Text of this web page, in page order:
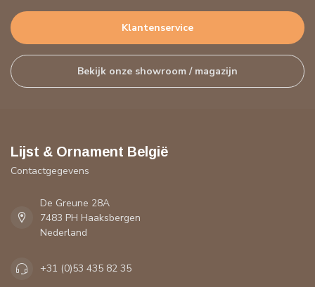
Klantenservice
Bekijk onze showroom / magazijn
Lijst & Ornament België
Contactgegevens
De Greune 28A
7483 PH Haaksbergen
Nederland
+31 (0)53 435 82 35